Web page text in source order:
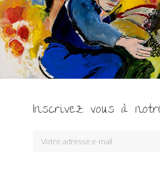
Inscrivez vous à